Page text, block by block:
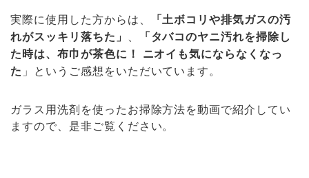
実際に使用した方からは、
「土ボコリや排気ガスの汚
れがスッキリ落ちた」 、
「タバコのヤニ汚れを掃除し
た時は、布巾が茶色に！ ニオイも気にならなくなっ
た 」というご感想をいただいています。
ガラス用洗剤を使ったお掃除方法を動画で紹介してい
ますので、是非ご覧ください。